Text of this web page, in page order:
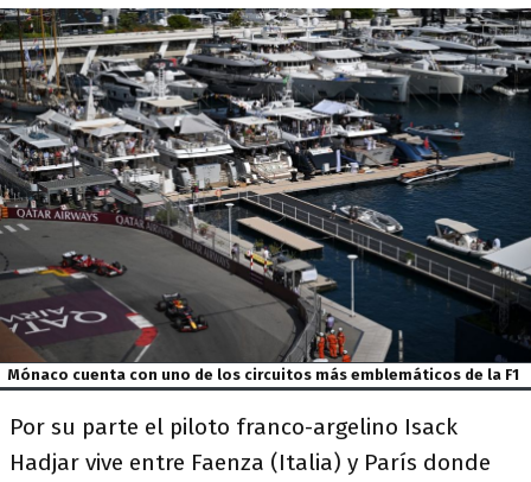
Mónaco cuenta con uno de los circuitos más emblemáticos de la F1
Por su parte el piloto franco-argelino Isack
Hadjar vive entre Faenza (Italia) y París donde